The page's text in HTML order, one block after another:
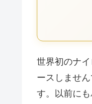
世界初のナ
ースしませ
す。以前に